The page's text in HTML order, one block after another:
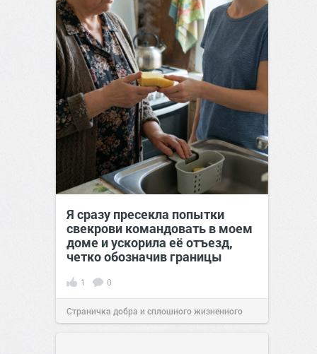
Я сразу пресекла попытки
свекрови командовать в моем
доме и ускорила её отъезд,
четко обозначив границы
1 0
Страничка добра и сплошного жизненного